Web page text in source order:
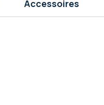
Accessoires